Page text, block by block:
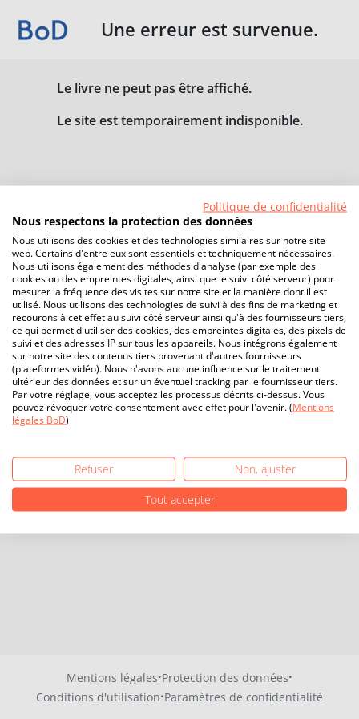
Une erreur est survenue.
Le livre ne peut pas être affiché.
Le site est temporairement indisponible.
Mentions légales·Protection des données·
Conditions d'utilisation·Paramètres de confidentialité
Politique de confidentialité
Nous respectons la protection des données
Nous utilisons des cookies et des technologies similaires sur notre site
web. Certains d'entre eux sont essentiels et techniquement nécessaires.
Nous utilisons également des méthodes d'analyse (par exemple des
cookies ou des empreintes digitales, ainsi que le suivi côté serveur) pour
mesurer la fréquence des visites sur notre site et la manière dont il est
utilisé. Nous utilisons des technologies de suivi à des fins de marketing et
recourons à cet effet au suivi côté serveur ainsi qu'à des fournisseurs tiers,
ce qui permet d'utiliser des cookies, des empreintes digitales, des pixels de
suivi et des adresses IP sur tous les appareils. Nous intégrons également
sur notre site des contenus tiers provenant d'autres fournisseurs
(plateformes vidéo). Nous n'avons aucune influence sur le traitement
ultérieur des données et sur un éventuel tracking par le fournisseur tiers.
Par votre réglage, vous acceptez les processus décrits ci-dessus. Vous
pouvez révoquer votre consentement avec effet pour l'avenir. (Mentions
légales BoD)
Refuser
Non, ajuster
Tout accepter